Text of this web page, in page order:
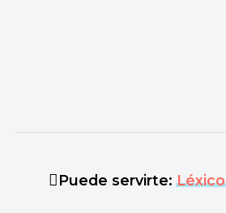
Puede servirte:Léxico